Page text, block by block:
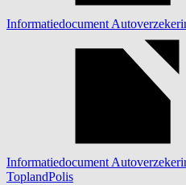
Informatiedocument
Informatiedocument
ToplandPolis